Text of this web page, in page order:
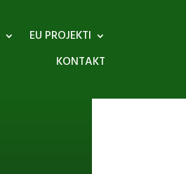
EU PROJEKTI
KONTAKT